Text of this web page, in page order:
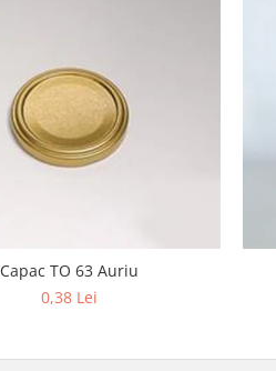
Capac TO 63 Auriu
0,38 Lei